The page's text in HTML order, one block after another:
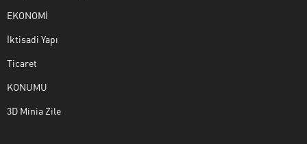
EKONOMİ
İktisadi Yapı
Ticaret
KONUMU
3D Minia Zile